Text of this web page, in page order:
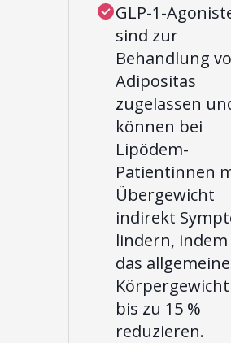
GLP-1-
sind zur
Behandlung
Adipositas
zugelassen
können bei
Lipödem-
Patientinnen
Übergewicht
indirekt
lindern, indem
das allgemeine
bis zu 15 %
reduzieren.